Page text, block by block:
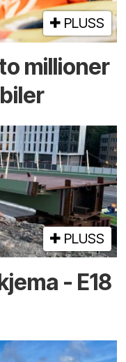
PLUSS
millioner
PLUSS
- E18